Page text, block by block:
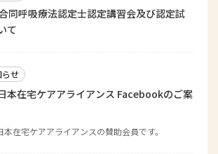
同呼吸療法認定士認定講習会及び認定試
て
らせ
在宅ケアアライアンス Facebookのご案
在宅ケアアライアンスの賛助会員です。